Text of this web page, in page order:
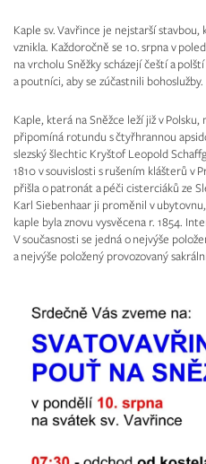
Kaple sv. Vavřince je nejstarší
vznikla. Každoročně se 10. srpna v
na vrcholu Sněžky scházejí čeští a
a poutníci, aby se zúčastnili bohoslužby.
Kaple, která na Sněžce leží již v
připomíná rotundu s čtyřhrannou
slezský šlechtic Kryštof Leopold
1810 v souvislosti s rušením klášterů v
přišla o patronát a péči cisterciáků ze
Karl Siebenhaar ji proměnil v
kaple byla znovu vysvěcena r. 1854.
V současnosti se jedná o nejvýše
a nejvýše položený provozovaný